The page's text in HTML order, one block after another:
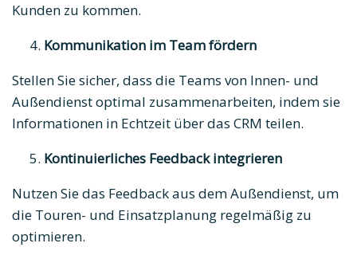
Kunden zu kommen.
Kommunikation im Team fördern
Stellen Sie sicher, dass die Teams von Innen- und
Außendienst optimal zusammenarbeiten, indem sie
Informationen in Echtzeit über das CRM teilen.
Kontinuierliches Feedback integrieren
Nutzen Sie das Feedback aus dem Außendienst, um
die Touren- und Einsatzplanung regelmäßig zu
optimieren.